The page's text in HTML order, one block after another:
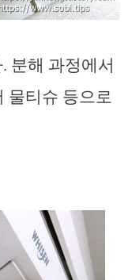
분해 과정에서
물티슈 등으로